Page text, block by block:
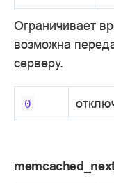
Ограничивает
возможна
серверу.
0